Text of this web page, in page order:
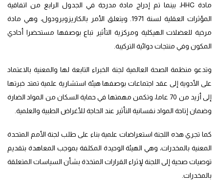
مادة HHC، بينما تم إدراج مادة مدرجة في الجدول الرابع من اتفاقية
المؤثرات العقلية لسنة 1971. ويتعلق الأمر بالكاريزوبرودول، وهي مادة
مرخية للعضلات الهيكلية ومركزية التأثير تباع بوصفها مستحضرا أحادي
المكون وفي منتجات دوائية التركيبة.
وتدعو منظمة الصحة العالمية لجنة الخبراء التابعة لها والمعنية بالاعتماد
على الأدوية إلى عقد اجتماعات بوصفها هيئة استشارية علمية تمتد خبرتها
إلى أزيد من 70 عاما، وتكمن مهمتها في حماية السكان من المواد الضارة
وضمان إتاحة المواد نفسانية التأثير عند الحاجة للأغراض الطبية والعلمية.
كما تجري هذه اللجنة استعراضات علمية بناء على طلب لجنة الأمم المتحدة
المعنية بالمخدرات، وهي الهيئة الوحيدة المكلفة بموجب المعاهدة بتقديم
توصيات صحية إلى اللجنة لإثراء القرارات المتخذة بشأن السياسات المتعلقة
بالمخدرات.